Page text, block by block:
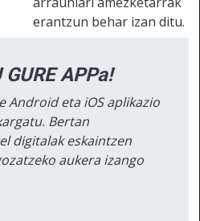
erantzun behar izan ditu.
GURE APPa!
Android eta iOS aplikazio
Bertan
digitalak eskaintzen
aukera izango